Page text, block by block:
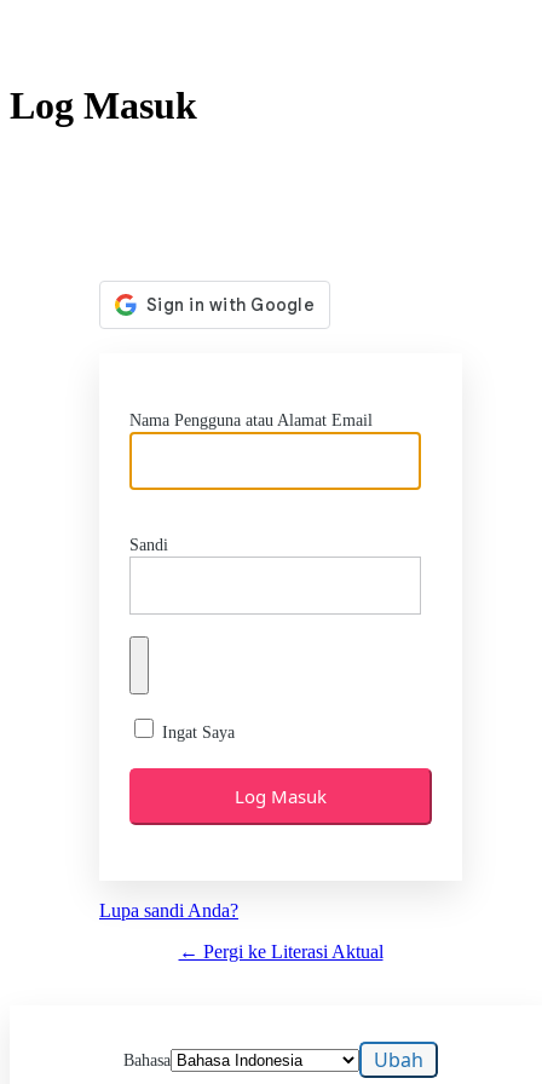
Log Masuk
Nama Pengguna atau Alamat Email
Sandi
Ingat Saya
Lupa sandi Anda?
← Pergi ke Literasi Aktual
Bahasa